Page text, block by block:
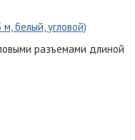
белый, угловой)
разъемами длиной